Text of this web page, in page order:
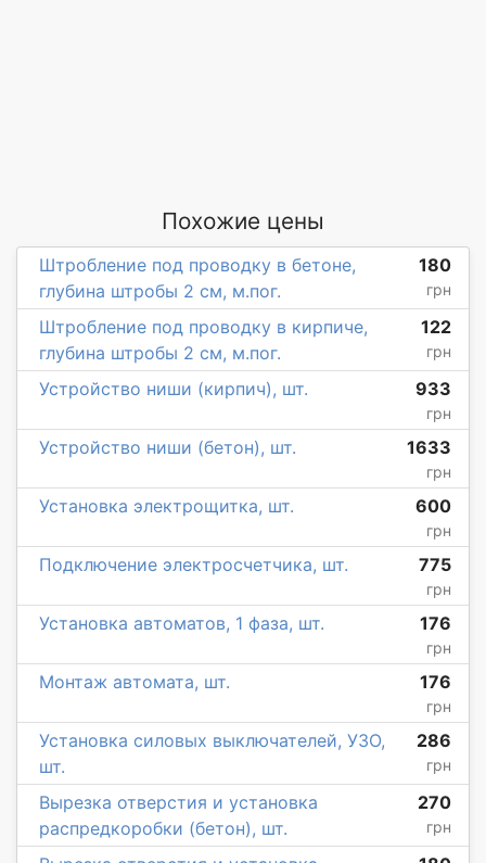
Похожие цены
Штробление под проводку в бетоне,
глубина штробы 2 см, м.пог.
180
грн
Штробление под проводку в кирпиче,
глубина штробы 2 см, м.пог.
122
грн
Устройство ниши (кирпич), шт. 933
грн
Устройство ниши (бетон), шт. 1633
грн
Установка электрощитка, шт. 600
грн
Подключение электросчетчика, шт. 775
грн
Установка автоматов, 1 фаза, шт. 176
грн
Монтаж автомата, шт. 176
грн
Установка силовых выключателей, УЗО,
шт.
286
грн
Вырезка отверстия и установка
распредкоробки (бетон), шт.
270
грн